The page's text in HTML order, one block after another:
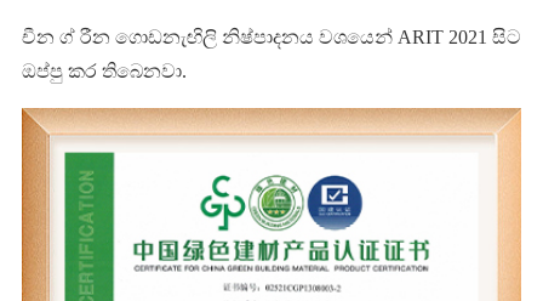
චීන ග් රීන ගොඩනැඟිලි නිෂ්පාදනය වශයෙන් ARIT 2021 සිට
ඔප්පු කර තිබෙනවා.